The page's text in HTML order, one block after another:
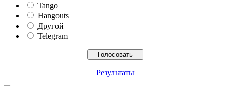
Tango
Hangouts
Другой
Telegram
Результаты